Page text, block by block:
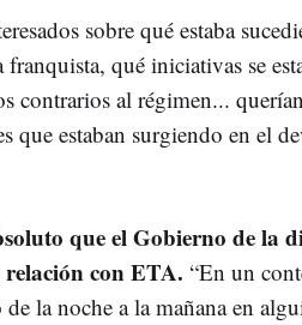
sobre qué estaba
qué iniciativas se
contrarios al régimen...
que estaban surgiendo en el
que el Gobierno de la
con ETA. “En un
la noche a la mañana en